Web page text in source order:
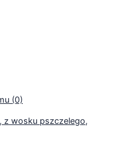
(0)
z wosku pszczelego,